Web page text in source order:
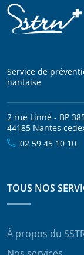
Service de
nantaise
2 rue Linné - BP
44185 Nantes
02 59 45 10 10
TOUS NOS
À propos du